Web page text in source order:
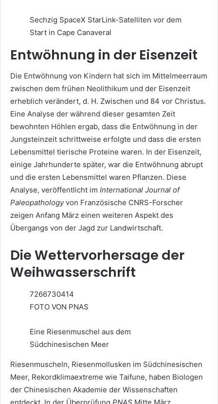
Sechzig SpaceX StarLink-Satelliten vor dem
Start in Cape Canaveral
Entwöhnung in der Eisenzeit
Die Entwöhnung von Kindern hat sich im Mittelmeerraum
zwischen dem frühen Neolithikum und der Eisenzeit
erheblich verändert, d. H. Zwischen und 84 vor Christus.
Eine Analyse der während dieser gesamten Zeit
bewohnten Höhlen ergab, dass die Entwöhnung in der
Jungsteinzeit schrittweise erfolgte und dass die ersten
Lebensmittel tierische Proteine ​​waren. In der Eisenzeit,
einige Jahrhunderte später, war die Entwöhnung abrupt
und die ersten Lebensmittel waren Pflanzen. Diese
Analyse, veröffentlicht im International Journal of
Paleopathologyvon Französische CNRS-Forscher
zeigen Anfang März einen weiteren Aspekt des
Übergangs von der Jagd zur Landwirtschaft.
Die Wettervorhersage der
Weihwasserschrift
7266730414
FOTO VON PNAS
Eine Riesenmuschel aus dem
Südchinesischen Meer
Riesenmuscheln, Riesenmollusken im Südchinesischen
Meer, Rekordklimaextreme wie Taifune, haben Biologen
der Chinesischen Akademie der Wissenschaften